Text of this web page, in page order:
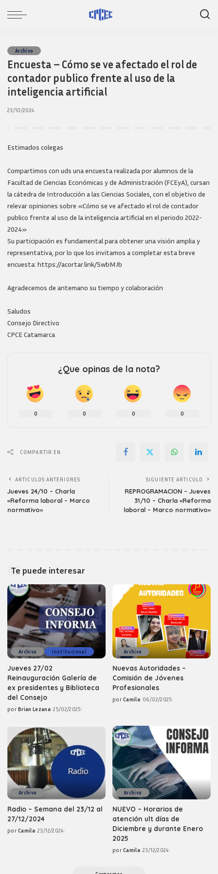
Archivo
Encuesta – Cómo se ve afectado el rol de
contador publico frente al uso de la
inteligencia artificial
23/10/2024
Estimados colegas
Compartimos con uds una encuesta realizada por alumnos de la
Facultad de Ciencias Económicas y de Administración (FCEyA), cursan
la cátedra de Introducción a las Ciencias Sociales, con el objetivo de
relevar opiniones sobre «Cómo se ve afectado el rol de contador
publico frente al uso de la inteligencia artificial en el periodo 2022-
2024»
Su participación es fundamental para obtener una visión amplia y
representativa, por lo que los invitamos a completar esta breve
encuesta: https://acortar.link/SwbMJb
Agradecemos de antemano su tiempo y colaboración
Saludos
Consejo Directivo
CPCE Catamarca
¿Que opinas de la nota?
0 0 0 0
COMPARTIR EN
ARTICULOS ANTERIORES
Jueves 24/10 – Charla
«Reforma laboral – Marco
normativo»
SIGUIENTE ARTICULO
REPROGRAMACION – Jueves
31/10 – Charla «Reforma
laboral – Marco normativo»
Te puede interesar
Archivo Institucional
Jueves 27/02
Reinauguración Galería de
ex presidentes y Biblioteca
del Consejo
Posted
por Brian Lezana 25/02/2025
Archivo
Nuevas Autoridades –
Comisión de Jóvenes
Profesionales
Posted
por Camila 06/02/2025
Archivo
Radio – Semana del 23/12 al
27/12/2024
Posted
por Camila 23/12/2024
Archivo
NUEVO – Horarios de
atención ult días de
Diciembre y durante Enero
2025
Posted
por Camila 23/12/2024